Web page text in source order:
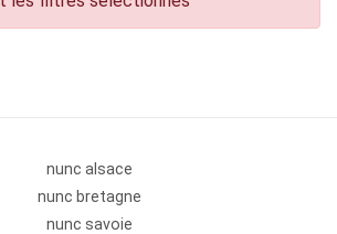
nunc alsace
nunc bretagne
nunc savoie